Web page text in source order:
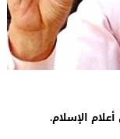
الإسلام.